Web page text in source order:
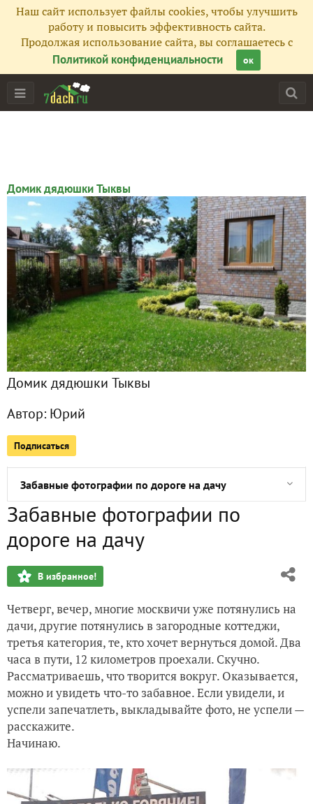
Наш сайт использует файлы cookies, чтобы улучшить
работу и повысить эффективность сайта.
Продолжая использование сайта, вы соглашаетесь с
Политикой конфиденциальности
ок
Домик дядюшки Тыквы
Домик дядюшки Тыквы
Автор: Юрий
Подписаться
Главная
Подписчики 118
Сейчас обсуждают
Предметы, создающие уют
Вот такая клумба
Кофе с кардамоном
Розовый сезон начался
Куриный салат
Вода - водичка (или что мы пьем)
Забавные фотографии по дороге на дачу
Готовимся к празднику
Стулья генеральши Поповой (почти по Ильфу и Петрову)
Растительные масла для салатов
Впечатление о работе компании "Беккер"
Забавные фотографии по
дороге на дачу
В избранное!
Четверг, вечер, многие москвичи уже потянулись на
дачи, другие потянулись в загородные коттеджи,
третья категория, те, кто хочет вернуться домой. Два
часа в пути, 12 километров проехали. Скучно.
Рассматриваешь, что творится вокруг. Оказывается,
можно и увидеть что-то забавное. Если увидели, и
успели запечатлеть, выкладывайте фото, не успели —
расскажите.
Начинаю.